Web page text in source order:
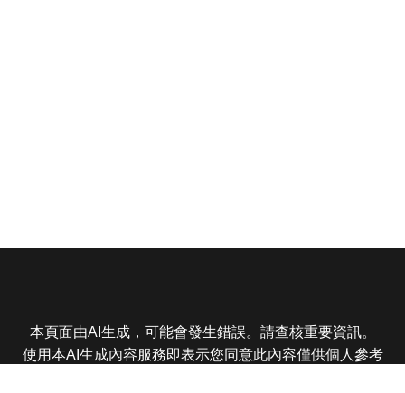
本頁面由AI生成，可能會發生錯誤。請查核重要資訊。
使用本AI生成內容服務即表示您同意此內容僅供個人參考